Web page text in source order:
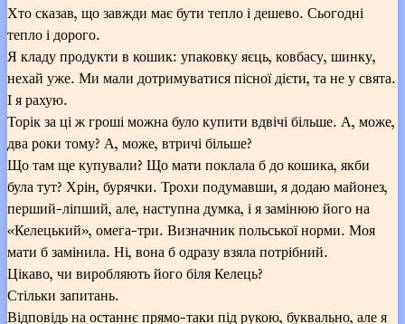
Хто сказав, що завжди має бути тепло і дешево. Сьогодні
тепло і дорого.
Я кладу продукти в кошик: упаковку яєць, ковбасу, шинку,
нехай уже. Ми мали дотримуватися пісної дієти, та не у свята.
І я рахую.
Торік за ці ж гроші можна було купити вдвічі більше. А, може,
два роки тому? А, може, втричі більше?
Що там ще купували? Що мати поклала б до кошика, якби
була тут? Хрін, бурячки. Трохи подумавши, я додаю майонез,
перший-ліпший, але, наступна думка, і я замінюю його на
«Келецький», омега-три. Визначник польської норми. Моя
мати б замінила. Ні, вона б одразу взяла потрібний.
Цікаво, чи виробляють його біля Келець?
Стільки запитань.
Відповідь на останнє прямо-таки під рукою, буквально, але я